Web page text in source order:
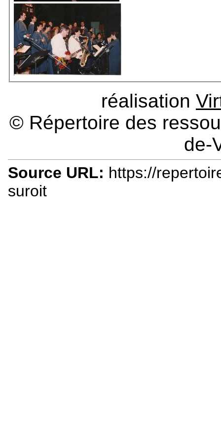
réalisation
© Répertoire des
de-
Source URL: https://
suroit